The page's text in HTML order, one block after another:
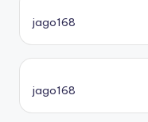
jago168
jago168